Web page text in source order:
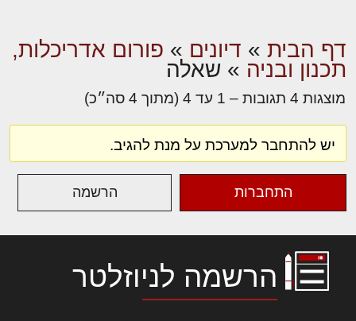
דף הבית » דיונים » פורום אדריכלות,
תכנון ובניה » שאלה
מוצגות 4 תגובות – 1 עד 4 (מתוך 4 סה״כ)
יש להתחבר למערכת על מנת להגיב.
התחברות הרשמה
הרשמה לניוזלטר